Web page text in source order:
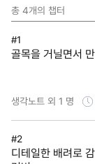
총 4개의 챕터
#1
골목을 거닐면서
생각노트 외 1 명
#2
디테일한 배려로